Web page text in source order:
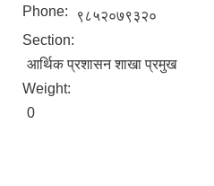
Phone:
९८५२०७९३२०
Section:
आर्थिक प्रशासन शाखा प्रमुख
Weight:
0